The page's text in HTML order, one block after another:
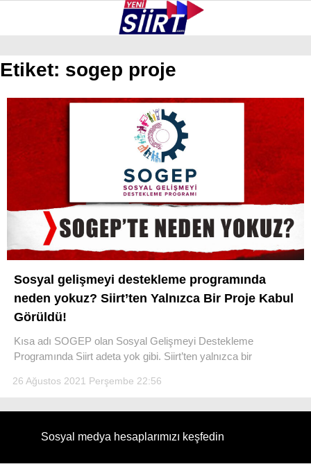
Facebook
GALERİ VİDEO YAZARLAR
KURTALAN
BAYKAN
ŞIRVAN
TILLO
GÜNDEM
NÖBETÇI ECZANELER
Etiket: sogep proje
Sosyal gelişmeyi destekleme programında
neden yokuz? Siirt’ten Yalnızca Bir Proje Kabul
Görüldü!
Kısa adı SOGEP olan Sosyal Gelişmeyi Destekleme
Programında Siirt adeta yok gibi. Siirt’ten yalnızca bir
26 Ağustos 2021 Perşembe 22:56
Sosyal medya hesaplarımızı keşfedin